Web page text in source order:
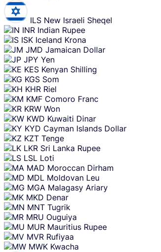
ILS New Israeli Sheqel
INR Indian Rupee
ISK Iceland Krona
JMD Jamaican Dollar
JPY Yen
KES Kenyan Shilling
KGS Som
KHR Riel
KMF Comoro Franc
KRW Won
KWD Kuwaiti Dinar
KYD Cayman Islands Dollar
KZT Tenge
LKR Sri Lanka Rupee
LSL Loti
MAD Moroccan Dirham
MDL Moldovan Leu
MGA Malagasy Ariary
MKD Denar
MNT Tugrik
MRU Ouguiya
MUR Mauritius Rupee
MVR Rufiyaa
MWK Kwacha